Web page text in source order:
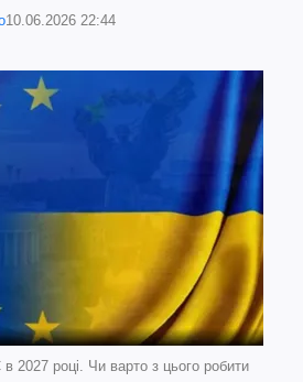
10.06.2026 22:44
2027 році. Чи варто з цього робити